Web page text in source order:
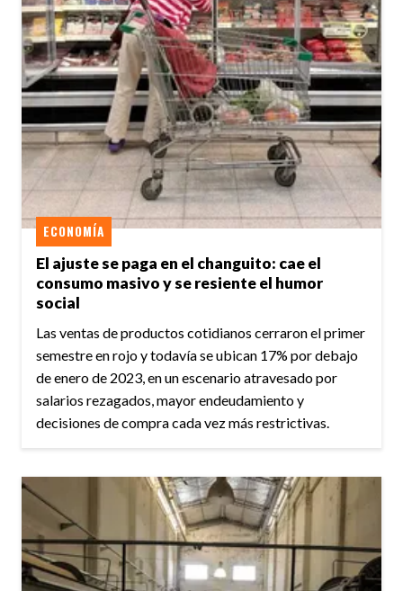
El ajuste se paga en el changuito: cae el
consumo masivo y se resiente el humor
social
ECONOMÍA
Las ventas de productos cotidianos cerraron el primer
semestre en rojo y todavía se ubican 17% por debajo
de enero de 2023, en un escenario atravesado por
salarios rezagados, mayor endeudamiento y
decisiones de compra cada vez más restrictivas.